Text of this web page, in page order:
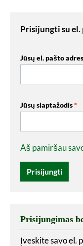
Prisijungti su
Jūsų el. pašto
Jūsų slaptažodis*
Aš pamiršau
Prisijungti
Prisijungimas
Įveskite savo el.